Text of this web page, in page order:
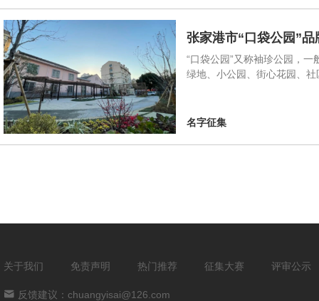
张家港市“口袋公园”
“口袋公园”又称袖珍公园，
绿地、小公园、街心花园、社
名字征集
关于我们 免责声明 热门推荐 征集大赛 评审公示
反馈建议：chuangyisai@126.com